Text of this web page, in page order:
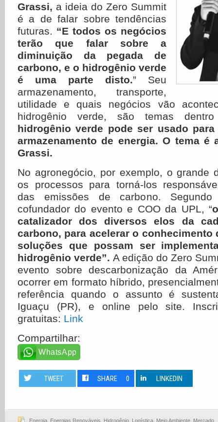
Grassi, a ideia do Zero Summit
é a de falar sobre tendências
futuras. “E todos os negócios
terão que falar sobre a
diminuição da pegada de
carbono, e o hidrogênio verde
é uma parte disto.” Seu
armazenamento, transporte,
utilidade e quais negócios vão
hidrogênio verde, são temas
hidrogênio verde pode ser usado
armazenamento de energia. O tema é
Grassi.
No agronegócio, por exemplo, o grande
os processos para torná-los
das emissões de carbono.
cofundador do evento e COO da UPL, “
catalizador dos diversos elos da
carbono, para acelerar o conhecimento
soluções que possam ser
hidrogênio verde”. A edição do Zero
evento sobre descarbonização da
ocorrer em formato híbrido,
referência quando o assunto é
Iguaçu (PR), e online pelo site.
gratuitas: Link
Compartilhar:
WhatsApp
TWEET SHARE 0 LINKEDIN
Energia Energias Renováveis Hidrogênio Logística Meio Ambiente Mercado